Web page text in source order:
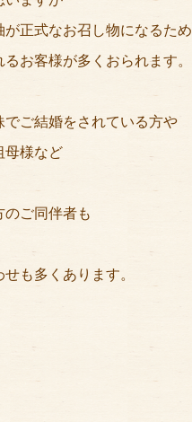
正式なお召し物になるため
お客様が多くおられます。
ご結婚をされている方や
母様など
のご同伴者も
も多くあります。